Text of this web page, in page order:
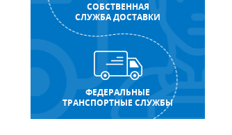
СОБСТВЕННАЯ
СЛУЖБА ДОСТАВКИ
ФЕДЕРАЛЬНЫЕ
ТРАНСПОРТНЫЕ СЛУЖБЫ